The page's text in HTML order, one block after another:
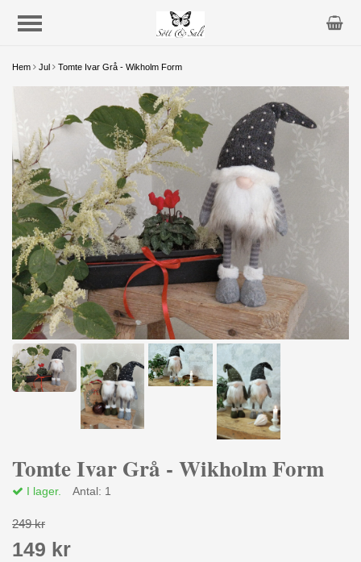
Hem Jul Tomte Ivar Grå - Wikholm Form
Tomte Ivar Grå - Wikholm Form
I lager. Antal: 1
249 kr
149 kr